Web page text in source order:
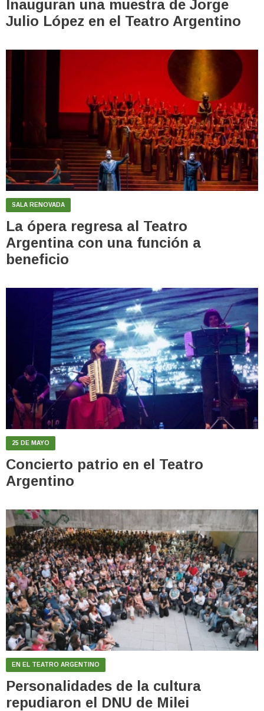
Inauguran una muestra de Jorge
Julio López en el Teatro Argentino
SALA RENOVADA
La ópera regresa al Teatro
Argentina con una función a
beneficio
25 DE MAYO
Concierto patrio en el Teatro
Argentino
EN EL TEATRO ARGENTINO
Personalidades de la cultura
repudiaron el DNU de Milei